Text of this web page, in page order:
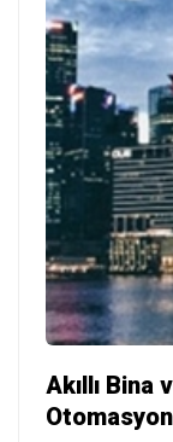
Akıllı Bina
Otomasyon